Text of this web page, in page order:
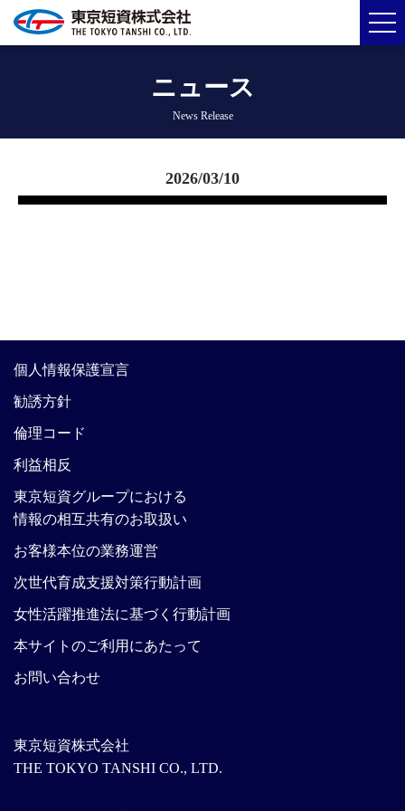
ニュース
News Release
2026/03/10
東京短資株式会社
THE TOKYO TANSHI CO., LTD.
個人情報保護宣言
勧誘方針
倫理コード
利益相反
東京短資グループにおける
情報の相互共有のお取扱い
お客様本位の業務運営
次世代育成支援対策行動計画
女性活躍推進法に基づく行動計画
本サイトのご利用にあたって
お問い合わせ